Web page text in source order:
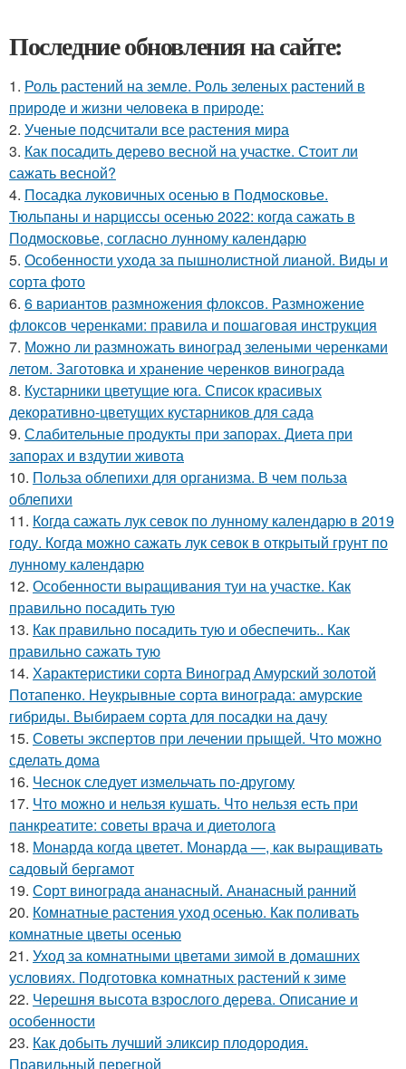
Последние обновления на сайте:
1. Роль растений на земле. Роль зеленых растений в
природе и жизни человека в природе:
2. Ученые подсчитали все растения мира
3. Как посадить дерево весной на участке. Стоит ли
сажать весной?
4. Посадка луковичных осенью в Подмосковье.
Тюльпаны и нарциссы осенью 2022: когда сажать в
Подмосковье, согласно лунному календарю
5. Особенности ухода за пышнолистной лианой. Виды и
сорта фото
6. 6 вариантов размножения флоксов. Размножение
флоксов черенками: правила и пошаговая инструкция
7. Можно ли размножать виноград зелеными черенками
летом. Заготовка и хранение черенков винограда
8. Кустарники цветущие юга. Список красивых
декоративно-цветущих кустарников для сада
9. Слабительные продукты при запорах. Диета при
запорах и вздутии живота
10. Польза облепихи для организма. В чем польза
облепихи
11. Когда сажать лук севок по лунному календарю в 2019
году. Когда можно сажать лук севок в открытый грунт по
лунному календарю
12. Особенности выращивания туи на участке. Как
правильно посадить тую
13. Как правильно посадить тую и обеспечить.. Как
правильно сажать тую
14. Характеристики сорта Виноград Амурский золотой
Потапенко. Неукрывные сорта винограда: амурские
гибриды. Выбираем сорта для посадки на дачу
15. Советы экспертов при лечении прыщей. Что можно
сделать дома
16. Чеснок следует измельчать по-другому
17. Что можно и нельзя кушать. Что нельзя есть при
панкреатите: советы врача и диетолога
18. Монарда когда цветет. Монарда —, как выращивать
садовый бергамот
19. Сорт винограда ананасный. Ананасный ранний
20. Комнатные растения уход осенью. Как поливать
комнатные цветы осенью
21. Уход за комнатными цветами зимой в домашних
условиях. Подготовка комнатных растений к зиме
22. Черешня высота взрослого дерева. Описание и
особенности
23. Как добыть лучший эликсир плодородия.
Правильный перегной